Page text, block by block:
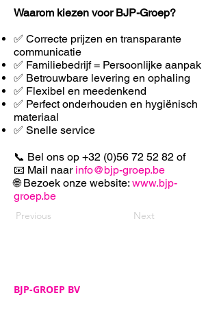
Waarom kiezen voor BJP-Groep?
✅ Correcte prijzen en transparante
communicatie
✅ Familiebedrijf = Persoonlijke aanpak
✅ Betrouwbare levering en ophaling
✅ Flexibel en meedenkend
✅ Perfect onderhouden en hygiënisch
materiaal
✅ Snelle service
📞 Bel ons op +32 (0)56 72 52 82 of
📧 Mail naar info@bjp-groep.be
🌐 Bezoek onze website: www.bjp-
groep.be
Previous Next
BJP-GROEP BV